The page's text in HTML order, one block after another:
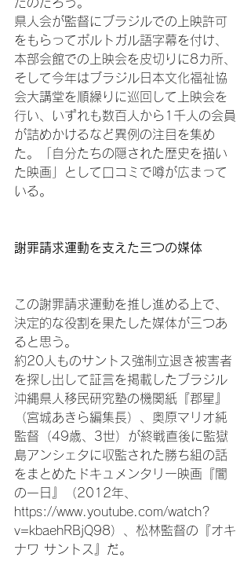
県人会が監督にブラジルでの上映許可
をもらってポルトガル語字幕を付け、
本部会館での上映会を皮切りに8カ所、
そして今年はブラジル日本文化福祉協
会大講堂を順繰りに巡回して上映会を
行い、いずれも数百人から1千人の会員
が詰めかけるなど異例の注目を集め
た。「自分たちの隠された歴史を描い
た映画」として口コミで噂が広まって
いる。
謝罪請求運動を支えた三つの媒体
この謝罪請求運動を推し進める上で、
決定的な役割を果たした媒体が三つあ
ると思う。
約20人ものサントス強制立退き被害者
を探し出して証言を掲載したブラジル
沖縄県人移民研究塾の機関紙『郡星』
（宮城あきら編集長）、奥原マリオ純
監督（49歳、3世）が終戦直後に監獄
島アンシェタに収監された勝ち組の話
をまとめたドキュメンタリー映画『闇
の一日』（2012年、
https://www.youtube.com/watch?
v=kbaehRBjQ98）、松林監督の『オキ
ナワ サントス』だ。